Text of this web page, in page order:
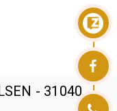
- 31040